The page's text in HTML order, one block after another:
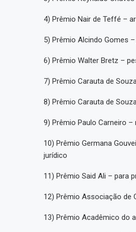
4) Prêmio Nair de Teffé –
5) Prêmio Alcindo Gomes
6) Prêmio Walter Bretz –
7) Prêmio Carauta de
8) Prêmio Carauta de
9) Prêmio Paulo Carneiro –
10) Prêmio Germana
jurídico
11) Prêmio Said Ali – para
12) Prêmio Associação de
13) Prêmio Acadêmico do